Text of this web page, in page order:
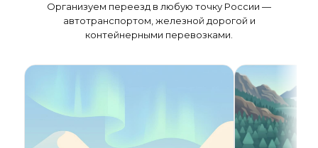
Организуем переезд в любую точку России —
автотранспортом, железной дорогой и
контейнерными перевозками.